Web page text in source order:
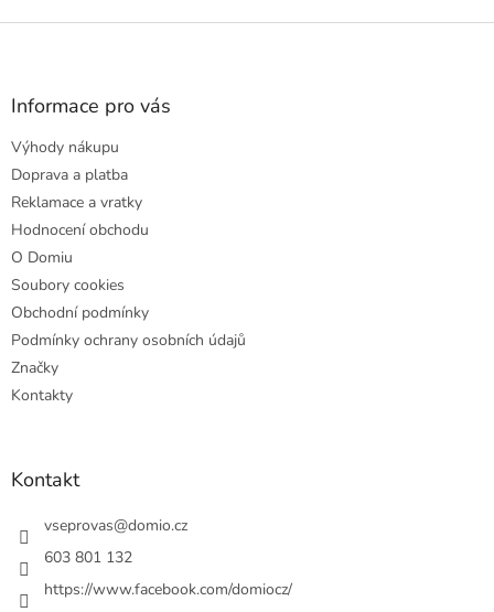
Z
Informace pro vás
Výhody nákupu
Doprava a platba
Reklamace a vratky
Hodnocení obchodu
O Domiu
Soubory cookies
Obchodní podmínky
Podmínky ochrany osobních údajů
Značky
Kontakty
Kontakt
vseprovas@domio.cz
603 801 132
https://www.facebook.com/domiocz/